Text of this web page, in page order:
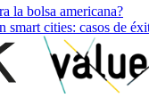
la bolsa americana?
smart cities: casos de